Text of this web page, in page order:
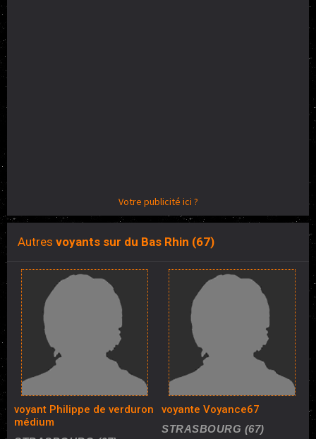
Votre publicité ici ?
Autres voyants sur du Bas Rhin (67)
voyant Philippe de verduron
médium
voyante Voyance67
STRASBOURG (67)